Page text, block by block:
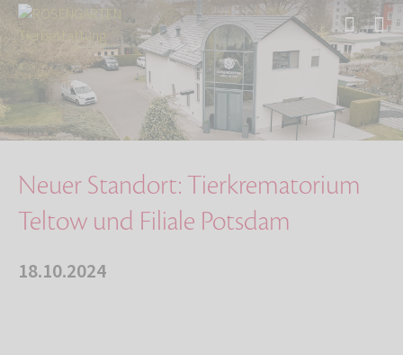
Start Über uns
Aktuelles
Neuer Standort: Tierkrematorium Teltow und Fi…
Neuer Standort: Tierkrematorium
Teltow und Filiale Potsdam
18.10.2024